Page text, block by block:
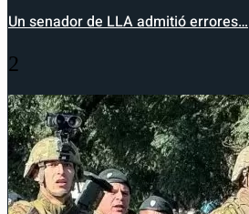
Un senador de LLA admitió errores…
2